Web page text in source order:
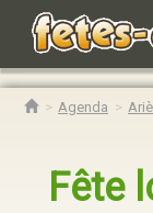
Agenda
Fête